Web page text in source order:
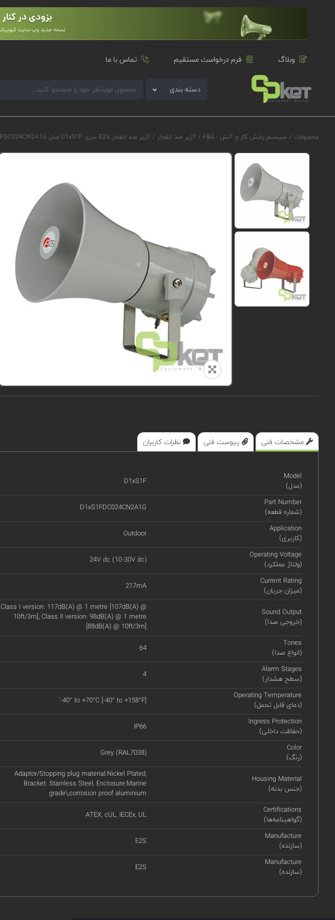
وبلاگ فرم درخواست مستقیم تماس با ما
دسته بندی
محصولات / سیستم پایش گاز و آتش - F&G / آژیر ضد انفجار / آژیر ضد انفجار E2S سری D1xS1F مدل D1xS1FDC024CN2A1G
مشخصات فنی پیوست فنی نظرات کاربران
Model
(مدل)
D1xS1F
Part Number
(شماره قطعه)
D1xS1FDC024CN2A1G
Application
(کاربری)
Outdoor
Operating Voltage
(ولتاژ عملکرد)
24V dc (10-30V dc)
Current Rating
(میزان جریان)
217mA
Sound Output
(خروجی صدا)
Class I version: 117dB(A) @ 1 metre [107dB(A) @
10ft/3m], Class II version: 98dB(A) @ 1 metre
[88dB(A) @ 10ft/3m]
Tones
(انواع صدا)
64
Alarm Stages
(سطح هشدار)
4
Operating Temperature
(دمای قابل تحمل)
'-40° to +70°C [-40° to +158°F]
Ingress Protection
(حفاظت داخلی)
IP66
Color
(رنگ)
Grey (RAL7038)
Housing Material
(جنس بدنه)
Adaptor/Stopping plug material:Nickel Plated,
Bracket: Stainless Steel, Enclosure:Marine
grade\,corrosion proof aluminium
Certifications
(گواهینامه‌ها)
ATEX, cUL, IECEx, UL
Manufacture
(سازنده)
E2S
Manufacture
(سازنده)
E2S